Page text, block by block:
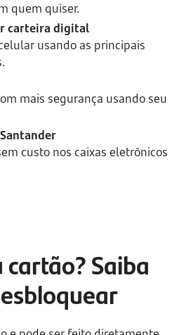
quem quiser.
carteira digital
usando as principais
mais segurança usando seu
custo nos caixas eletrônicos
cartão? Saiba